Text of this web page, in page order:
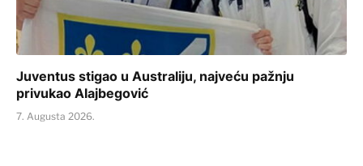
Juventus stigao u Australiju, najveću pažnju
privukao Alajbegović
7. Augusta 2026.